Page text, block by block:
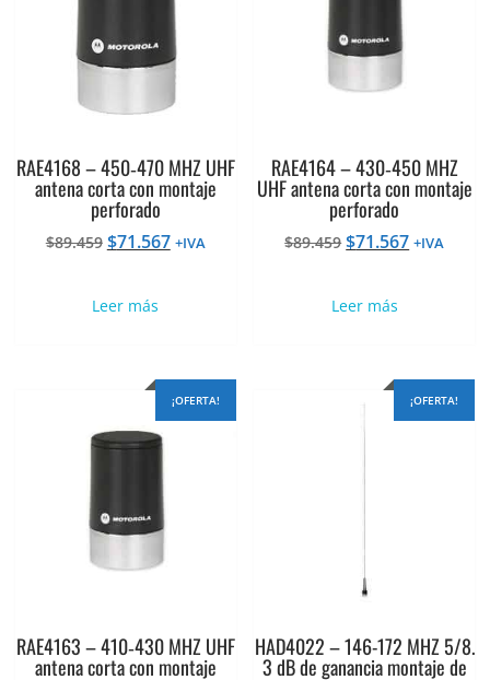
RAE4168 – 450‐470 MHZ UHF
antena corta con montaje
perforado
$89.459 El
era:
$71.567El+IVA
Leer más
RAE4164 – 430‐450 MHZ
UHF antena corta con montaje
perforado
$89.459El
era:
$71.567El+IVA
Leer más
¡OFERTA!
RAE4163 – 410‐430 MHZ UHF
antena corta con montaje
¡OFERTA!
HAD4022 – 146-172 MHZ 5/8.
3 dB de ganancia montaje de